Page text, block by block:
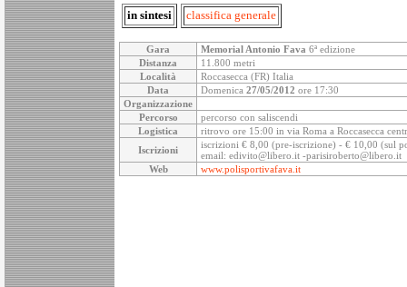
in sintesi classifica generale
Gara Memorial Antonio Fava 6ª edizione
Distanza
11.800 metri
Località
Roccasecca (FR) Italia
Data
Domenica 27/05/2012 ore 17:30
Organizzazione
Percorso
percorso con saliscendi
Logistica
ritrovo ore 15:00 in via Roma a Roccasecca
Iscrizioni
iscrizioni € 8,00 (pre-iscrizione) - € 10,00 (sul
email: edivito@libero.it -parisiroberto@libero.it
Web
www.polisportivafava.it